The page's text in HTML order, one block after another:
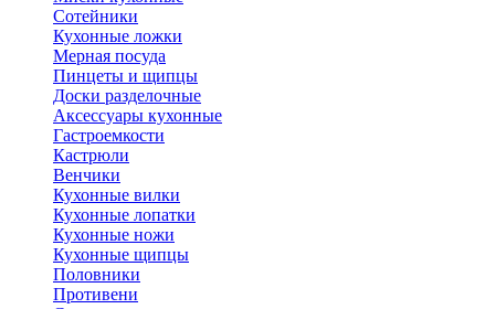
Сотейники
Кухонные ложки
Мерная посуда
Пинцеты и щипцы
Доски разделочные
Аксессуары кухонные
Гастроемкости
Кастрюли
Венчики
Кухонные вилки
Кухонные лопатки
Кухонные ножи
Кухонные щипцы
Половники
Противени